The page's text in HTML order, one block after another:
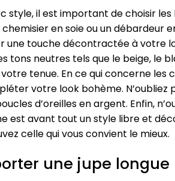
style, il est important de choisir
en soie ou un débardeur
une touche décontractée à votre
tons neutres tels que le beige, le
tenue. En ce qui concerne les
votre look bohème. N’oubliez
d’oreilles en argent. Enfin,
est avant tout un style libre et
celle qui vous convient le mieux.
une jupe